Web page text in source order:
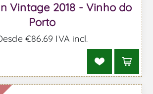
Vintage 2018 - Vinho do
Porto
€86,69 IVA incl.